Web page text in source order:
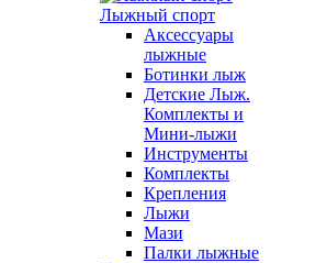
Лыжный спорт
Аксессуары
лыжные
Ботинки лыж
Детские Лыж.
Комплекты и
Мини-лыжи
Инструменты
Комплекты
Крепления
Лыжи
Мази
Палки лыжные